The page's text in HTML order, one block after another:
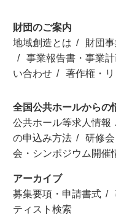
財団のご案内
地域創造とは
財団
事業報告書・事業
い合わせ
著作権・
全国公共ホールからの
公共ホール等求人情報
の申込み方法
研修
会・シンポジウム開催
アーカイブ
募集要項・申請書式
ティスト検索